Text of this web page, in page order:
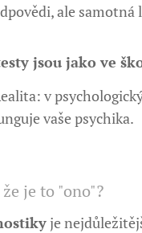
ale samotná
jsou jako ve
v
vaše psychika.
je to "ono"?
je